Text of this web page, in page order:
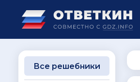
Все решебники